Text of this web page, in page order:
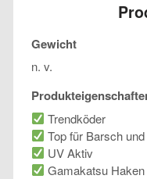
Gewicht
n. v.
Trendköder
Top für Barsch
UV Aktiv
Gamakatsu Haken